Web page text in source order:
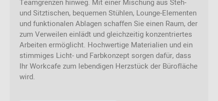
Teamgrenzen hinweg. Mit einer Mischung aus Steh-
und Sitztischen, bequemen Stühlen, Lounge-Elementen
und funktionalen Ablagen schaffen Sie einen Raum, der
zum Verweilen einlädt und gleichzeitig konzentriertes
Arbeiten ermöglicht. Hochwertige Materialien und ein
stimmiges Licht- und Farbkonzept sorgen dafür, dass
Ihr Workcafe zum lebendigen Herzstück der Bürofläche
wird.